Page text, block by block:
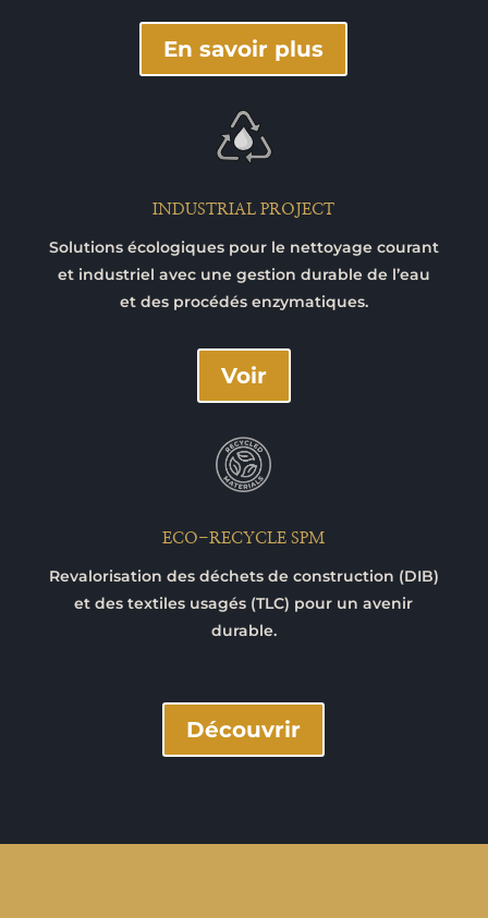
En savoir plus
INDUSTRIAL PROJECT
Solutions écologiques pour le nettoyage courant
et industriel avec une gestion durable de l’eau
et des procédés enzymatiques.
Voir
ECO-RECYCLE SPM
Revalorisation des déchets de construction (DIB)
et des textiles usagés (TLC) pour un avenir
durable.
Découvrir